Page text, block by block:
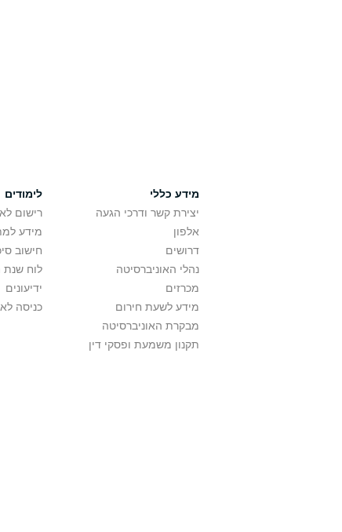
מידע כללי
יצירת קשר ודרכי הגעה
אלפון
דרושים
נהלי האוניברסיטה
מכרזים
מידע לשעת חירום
מבקרת האוניברסיטה
תקנון משמעת ופסקי דין
לימודים
רישום
מידע
חישוב
לוח שנת
ידיעונים
כניסה